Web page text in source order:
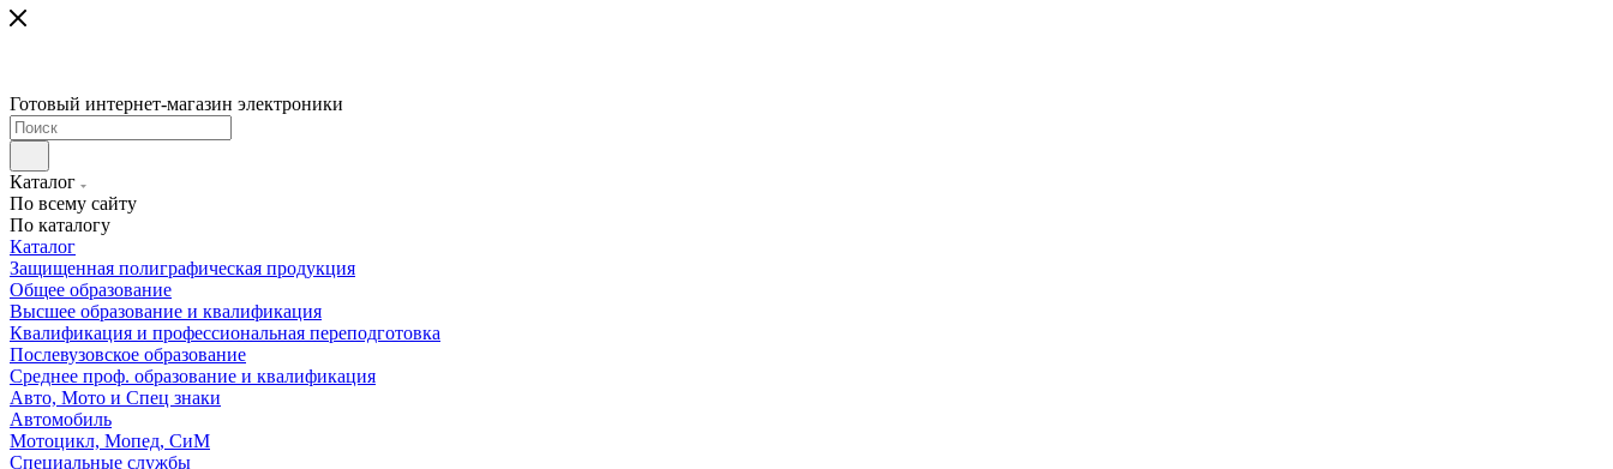
Готовый интернет-магазин электроники
Каталог
По всему сайту
По каталогу
Каталог
Защищенная полиграфическая продукция
Общее образование
Высшее образование и квалификация
Квалификация и профессиональная переподготовка
Послевузовское образование
Среднее проф. образование и квалификация
Авто, Мото и Спец знаки
Автомобиль
Мотоцикл, Мопед, СиМ
Специальные службы